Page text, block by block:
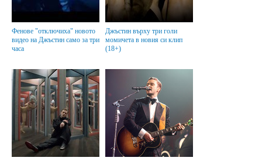
Фенове "отключиха" новото
видео на Джъстин само за три
часа
Джъстин върху три голи
момичета в новия си клип
(18+)